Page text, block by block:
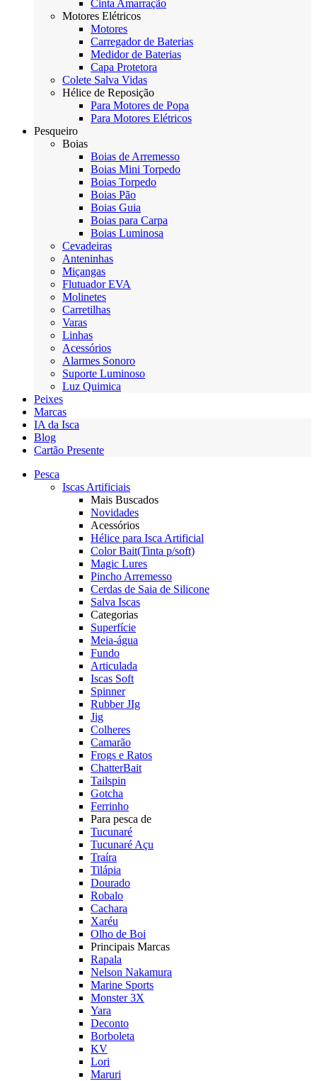
Cinta Amarração
Motores Elétricos
Motores
Carregador de Baterias
Medidor de Baterias
Capa Protetora
Colete Salva Vidas
Hélice de Reposição
Para Motores de Popa
Para Motores Elétricos
Pesqueiro
Boias
Boias de Arremesso
Boias Mini Torpedo
Boias Torpedo
Boias Pão
Boias Guia
Boias para Carpa
Boias Luminosa
Cevadeiras
Anteninhas
Miçangas
Flutuador EVA
Molinetes
Carretilhas
Varas
Linhas
Acessórios
Alarmes Sonoro
Suporte Luminoso
Luz Quimica
Peixes
Marcas
IA da Isca
Blog
Cartão Presente
Pesca
Iscas Artificiais
Mais Buscados
Novidades
Acessórios
Hélice para Isca Artificial
Color Bait(Tinta p/soft)
Magic Lures
Pincho Arremesso
Cerdas de Saia de Silicone
Salva Iscas
Categorias
Superfície
Meia-água
Fundo
Articulada
Iscas Soft
Spinner
Rubber JIg
Jig
Colheres
Camarão
Frogs e Ratos
ChatterBait
Tailspin
Gotcha
Ferrinho
Para pesca de
Tucunaré
Tucunaré Açu
Traíra
Tilápia
Dourado
Robalo
Cachara
Xaréu
Olho de Boi
Principais Marcas
Rapala
Nelson Nakamura
Marine Sports
Monster 3X
Yara
Deconto
Borboleta
KV
Lori
Maruri